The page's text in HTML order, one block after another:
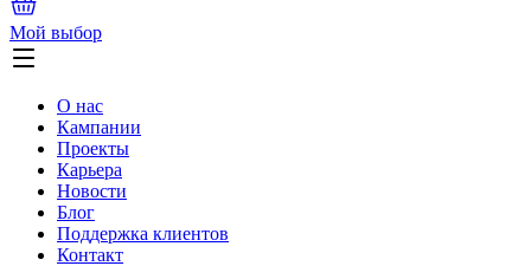
Мой выбор
О нас
Кампании
Проекты
Карьера
Новости
Блог
Поддержка клиентов
Контакт